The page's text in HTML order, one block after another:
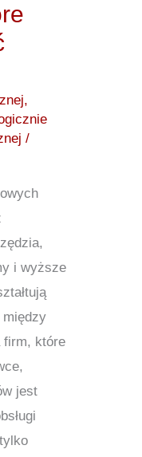
,
/
i wyższe
między
firm, które
jest